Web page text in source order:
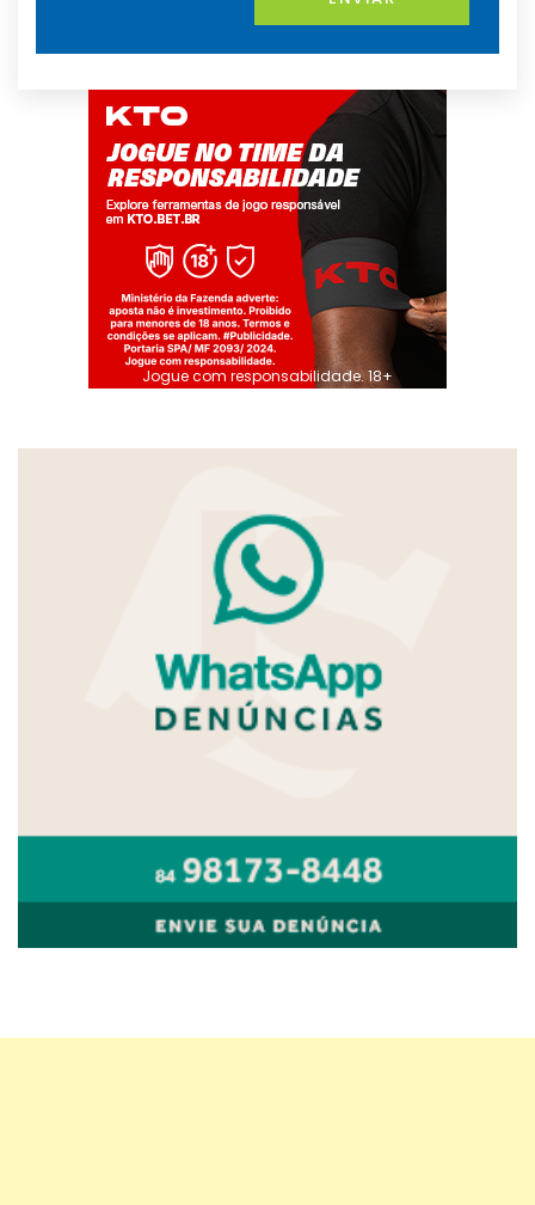
Jogue com responsabilidade. 18+